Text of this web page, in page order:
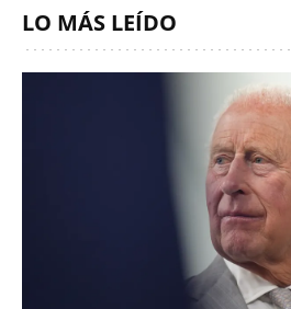
LO MÁS LEÍDO